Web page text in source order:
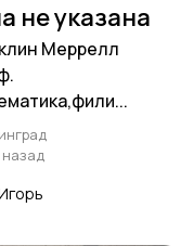
не указана
Меррелл
назад